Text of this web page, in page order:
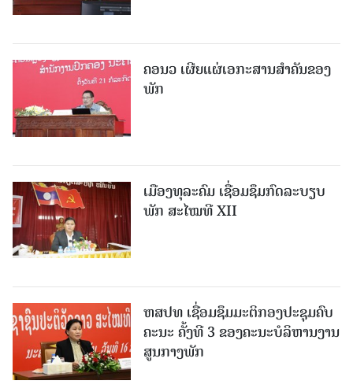
ຄອນວ ເຜີຍແຜ່ເອກະສານສໍາຄັນຂອງ
ພັກ
ເມືອງທຸລະຄົມ ເຊື່ອມຊຶມກົດລະບຽບ
ພັກ ສະໄໝທີ XII
ຫສປທ ເຊື່ອມຊຶມມະຕິກອງປະຊຸມຄົບ
ຄະນະ ຄັ້ງທີ 3 ຂອງຄະນະບໍລິຫານງານ
ສູນກາງພັກ